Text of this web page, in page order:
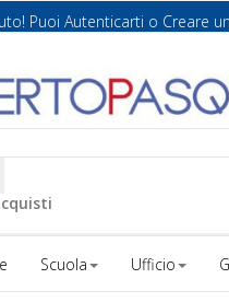
Puoi Autenticarti o Creare
Scuola Ufficio